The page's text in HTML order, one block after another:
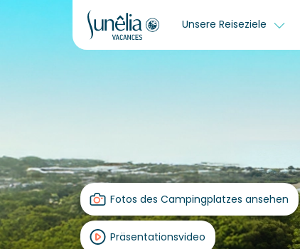
Unsere Reiseziele
Fotos des Campingplatzes ansehen
Präsentationsvideo